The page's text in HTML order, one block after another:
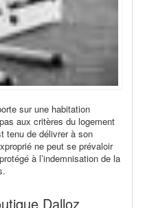
sur une habitation
aux critères du logement
tenu de délivrer à son
ne peut se prévaloir
à l’indemnisation de la
Dalloz